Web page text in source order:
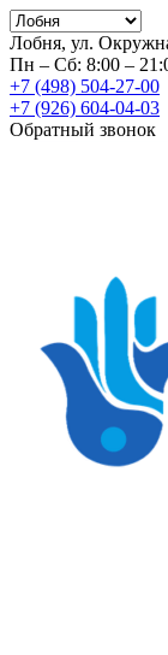
Лобня, ул.
Пн – Сб: 8:00 –
+7 (498) 504-27-00
+7 (926) 604-04-03
Обратный звонок